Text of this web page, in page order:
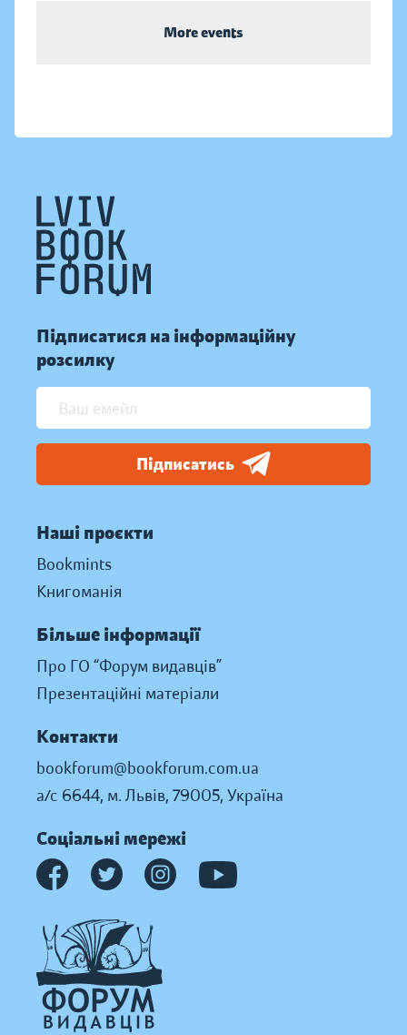
More events
Підписатися на інформаційну
розсилку
Підписатись
Наші проєкти
Bookmints
Книгоманія
Більше інформації
Про ГО “Форум видавців”
Презентаційні матеріали
Контакти
bookforum@bookforum.com.ua
а/с 6644, м. Львів, 79005, Україна
Соціальні мережі